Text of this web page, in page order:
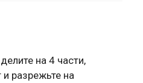
на 4 части,
разрежьте на